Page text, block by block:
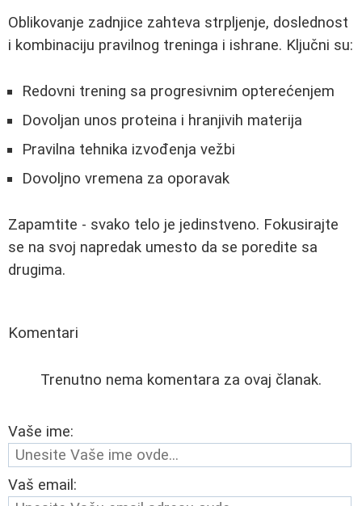
Oblikovanje zadnjice zahteva strpljenje, doslednost
i kombinaciju pravilnog treninga i ishrane. Ključni su:
Redovni trening sa progresivnim opterećenjem
Dovoljan unos proteina i hranjivih materija
Pravilna tehnika izvođenja vežbi
Dovoljno vremena za oporavak
Zapamtite - svako telo je jedinstveno. Fokusirajte
se na svoj napredak umesto da se poredite sa
drugima.
Komentari
Trenutno nema komentara za ovaj članak.
Vaše ime:
Vaš email: